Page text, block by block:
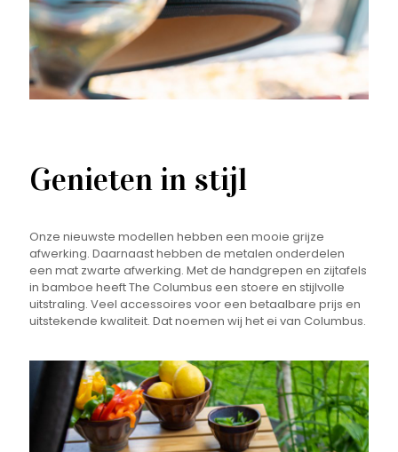
Genieten in stijl
Onze nieuwste modellen hebben een mooie grijze
afwerking. Daarnaast hebben de metalen onderdelen
een mat zwarte afwerking. Met de handgrepen en zijtafels
in bamboe heeft The Columbus een stoere en stijlvolle
uitstraling. Veel accessoires voor een betaalbare prijs en
uitstekende kwaliteit. Dat noemen wij het ei van Columbus.